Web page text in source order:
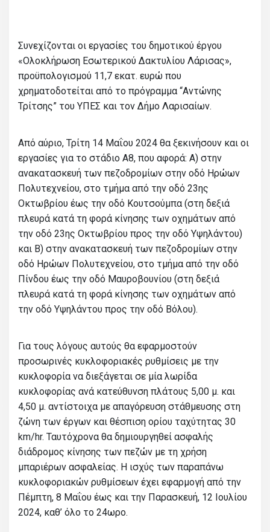
Συνεχίζονται οι εργασίες του δημοτικού έργου
«Ολοκλήρωση Εσωτερικού Δακτυλίου Λάρισας»,
προϋπολογισμού 11,7 εκατ. ευρώ που
χρηματοδοτείται από το πρόγραμμα “Αντώνης
Τρίτσης” του ΥΠΕΣ και τον Δήμο Λαρισαίων.
Από αύριο, Τρίτη 14 Μαΐου 2024 θα ξεκινήσουν και οι
εργασίες για το στάδιο Α8, που αφορά: Α) στην
ανακατασκευή των πεζοδρομίων στην οδό Ηρώων
Πολυτεχνείου, στο τμήμα από την οδό 23ης
Οκτωβρίου έως την οδό Κουτσούμπα (στη δεξιά
πλευρά κατά τη φορά κίνησης των οχημάτων από
την οδό 23ης Οκτωβρίου προς την οδό Υψηλάντου)
και Β) στην ανακατασκευή των πεζοδρομίων στην
οδό Ηρώων Πολυτεχνείου, στο τμήμα από την οδό
Πίνδου έως την οδό Μαυροβουνίου (στη δεξιά
πλευρά κατά τη φορά κίνησης των οχημάτων από
την οδό Υψηλάντου προς την οδό Βόλου).
Για τους λόγους αυτούς θα εφαρμοστούν
προσωρινές κυκλοφοριακές ρυθμίσεις με την
κυκλοφορία να διεξάγεται σε μία λωρίδα
κυκλοφορίας ανά κατεύθυνση πλάτους 5,00 μ. και
4,50 μ. αντίστοιχα με απαγόρευση στάθμευσης στη
ζώνη των έργων και θέσπιση ορίου ταχύτητας 30
km/hr. Ταυτόχρονα θα δημιουργηθεί ασφαλής
διάδρομος κίνησης των πεζών με τη χρήση
μπαριέρων ασφαλείας. Η ισχύς των παραπάνω
κυκλοφοριακών ρυθμίσεων έχει εφαρμογή από την
Πέμπτη, 8 Μαΐου έως και την Παρασκευή, 12 Ιουλίου
2024, καθ’ όλο το 24ωρο.